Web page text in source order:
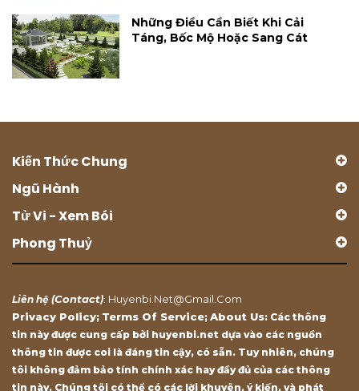
Những Điều Cần Biết Khi Cải
Táng, Bốc Mộ Hoặc Sang Cát
Kiến Thức Chung
Ngũ Hành
Tử Vi - Xem Bói
Phong Thuỷ
Liên hệ (Contact): Huyenbi.net@gmail.com
Privacy Policy; Terms Of Service; About Us: Các thông
tin này được cung cấp bởi huyenbi.net dựa vào các nguồn
thông tin được coi là đáng tin cậy, có sẵn. Tuy nhiên, chúng
tôi không đảm bảo tính chính xác hay đầy đủ của các thông
tin này. Chúng tôi có thể có các lời khuyên, ý kiến, và phát